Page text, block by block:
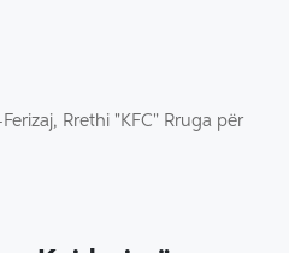
Rrethi "KFC" Rruga për